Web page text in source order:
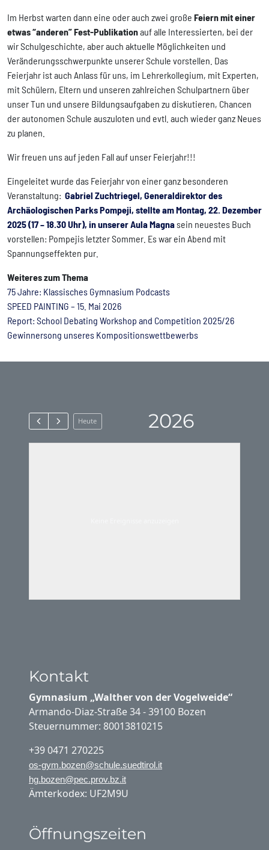
Im Herbst warten dann eine oder auch zwei große Feiern mit einer
etwas “anderen” Fest-Publikationauf alle Interessierten, bei der
wir Schulgeschichte, aber auch aktuelle Möglichkeiten und
Veränderungsschwerpunkte unserer Schule vorstellen. Das
Feierjahr ist auch Anlass für uns, im Lehrerkollegium, mit Experten,
mit Schülern, Eltern und unseren zahlreichen Schulpartnern über
unser Tun und unsere Bildungsaufgaben zu diskutieren, Chancen
der autonomen Schule auszuloten und evtl. auch wieder ganz Neues
zu planen.
Wir freuen uns auf jeden Fall auf unser Feierjahr!!!
Eingeleitet wurde das Feierjahr von einer ganz besonderen
Veranstaltung: Gabriel Zuchtriegel, Generaldirektor des
Archäologischen Parks Pompeji, stellte am Montag, 22. Dezember
2025 (17 – 18.30 Uhr), in unserer Aula Magnasein neuestes Buch
vorstellen: Pompejis letzter Sommer. Es war ein Abend mit
Spannungseffekten pur.
Weiteres zum Thema
75 Jahre: Klassisches Gymnasium Podcasts
SPEED PAINTING – 15. Mai 2026
Report: School Debating Workshop and Competition 2025/26
Gewinnersong unseres Kompositionswettbewerbs
Heute 2026
Kontakt
Gymnasium „Walther von der Vogelweide“
Armando-Diaz-Straße 34 - 39100 Bozen
Steuernummer: 80013810215
+39 0471 270225
os-gym.bozen@schule.suedtirol.it
hg.bozen@pec.prov.bz.it
Ämterkodex: UF2M9U
Öffnungszeiten